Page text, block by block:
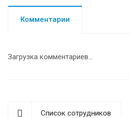
Комментарии
Загрузка комментариев...
Список сотрудников